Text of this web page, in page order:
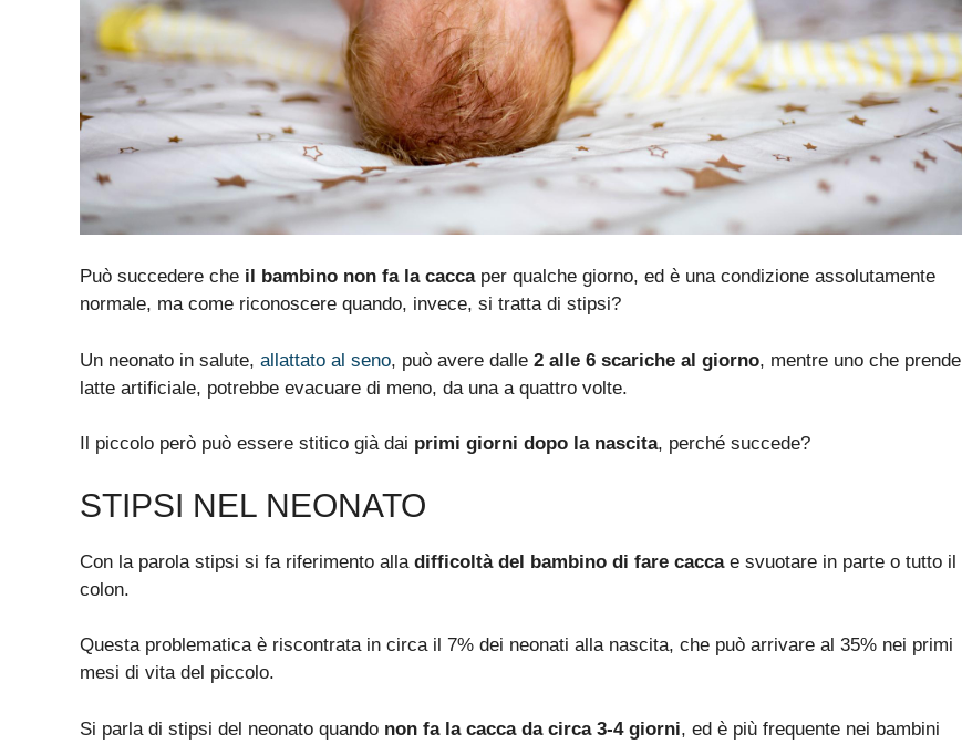
Può succedere che il bambino non fa la caccaper qualche giorno, ed è una condizione assolutamente
normale, ma come riconoscere quando, invece, si tratta di stipsi?
Un neonato in salute, allattato al seno, può avere dalle 2 alle 6 scariche al giorno, mentre uno che prende
latte artificiale, potrebbe evacuare di meno, da una a quattro volte.
Il piccolo però può essere stitico già dai primi giorni dopo la nascita, perché succede?
STIPSI NEL NEONATO
Con la parola stipsi si fa riferimento alla difficoltà del bambino di fare caccae svuotare in parte o tutto il
colon.
Questa problematica è riscontrata in circa il 7% dei neonati alla nascita, che può arrivare al 35% nei primi
mesi di vita del piccolo.
Si parla di stipsi del neonato quando non fa la cacca da circa 3-4 giorni, ed è più frequente nei bambini